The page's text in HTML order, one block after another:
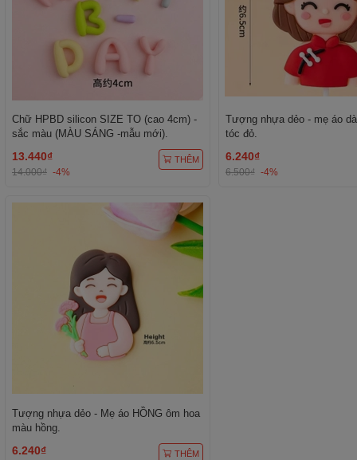
Chữ HPBD silicon SIZE TO (cao 4cm) -
sắc màu (MÀU SÁNG -mẫu mới).
13.440₫
14.000₫ -4%
THÊM
Tượng nhựa dẻo - mẹ áo
tóc đỏ.
6.240₫
6.500₫ -4%
Tượng nhựa dẻo - Mẹ áo HỒNG ôm hoa
màu hồng.
6.240₫ THÊM